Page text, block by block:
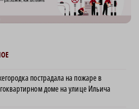
пострадала на пожаре в
доме на улице Ильича